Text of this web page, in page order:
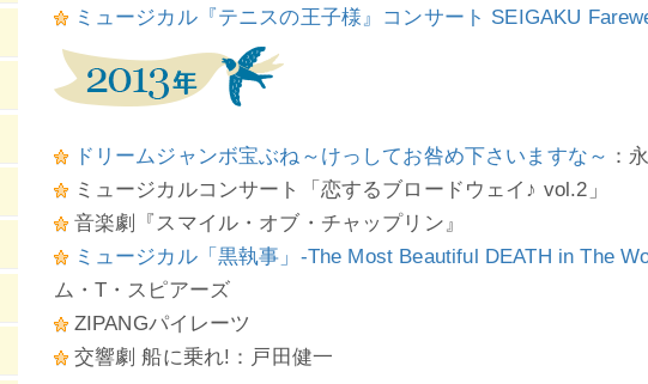
ミュージカル『テニスの王子様』コンサート SEIGAKU
ドリームジャンボ宝ぶね～けっしてお咎め下さいますな～ ：
ミュージカルコンサート「恋するブロードウェイ♪ vol.2」
音楽劇『スマイル・オブ・チャップリン』
ミュージカル「黒執事」-The Most Beautiful DEATH in The
ム・T・スピアーズ
ZIPANGパイレーツ
交響劇 船に乗れ!：戸田健一